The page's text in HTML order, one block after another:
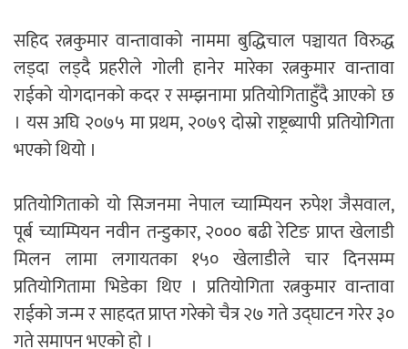
सहिद रत्नकुमार वान्तावाको नाममा बुद्धिचाल पञ्चायत विरुद्ध
लड्दा लड्दै प्रहरीले गोली हानेर मारेका रत्नकुमार वान्तावा
राईको योगदानको कदर र सम्झनामा प्रतियोगिताहुँदै आएको छ
। यस अघि २०७५ मा प्रथम, २०७९ दोस्रो राष्ट्रब्यापी प्रतियोगिता
भएको थियो ।
प्रतियोगिताको यो सिजनमा नेपाल च्याम्पियन रुपेश जैसवाल,
पूर्ब च्याम्पियन नवीन तन्डुकार, २००० बढी रेटिङ प्राप्त खेलाडी
मिलन लामा लगायतका १५० खेलाडीले चार दिनसम्म
प्रतियोगितामा भिडेका थिए । प्रतियोगिता रत्नकुमार वान्तावा
राईको जन्म र साहदत प्राप्त गरेको चैत्र २७ गते उद्घाटन गरेर ३०
गते समापन भएको हो ।